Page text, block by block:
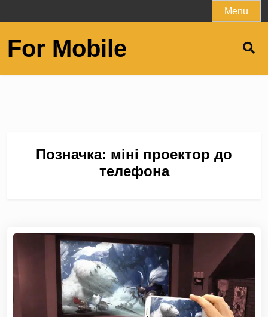
to
Menu
For Mobile
Позначка: міні проектор до
телефона